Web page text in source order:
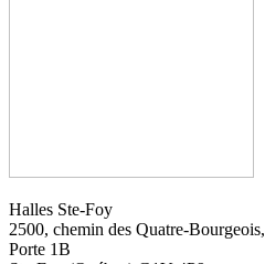
Halles Ste-Foy
2500, chemin des Quatre-Bourgeois,
Porte 1B